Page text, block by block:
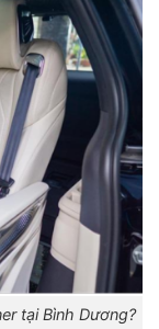
tại Bình Dương?